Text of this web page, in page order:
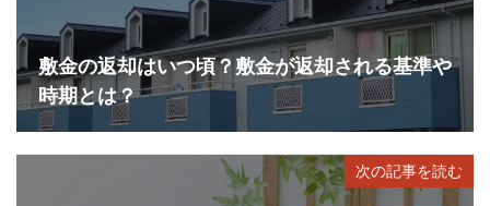
敷金の返却はいつ頃？敷金が返却される基準や
時期とは？
次の記事を読む